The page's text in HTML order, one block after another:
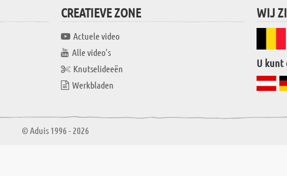
CREATIEVE ZONE
Actuele video
Alle video's
Knutselideeën
Werkbladen
WIJ
U kunt
© Aduis 1996 - 2026